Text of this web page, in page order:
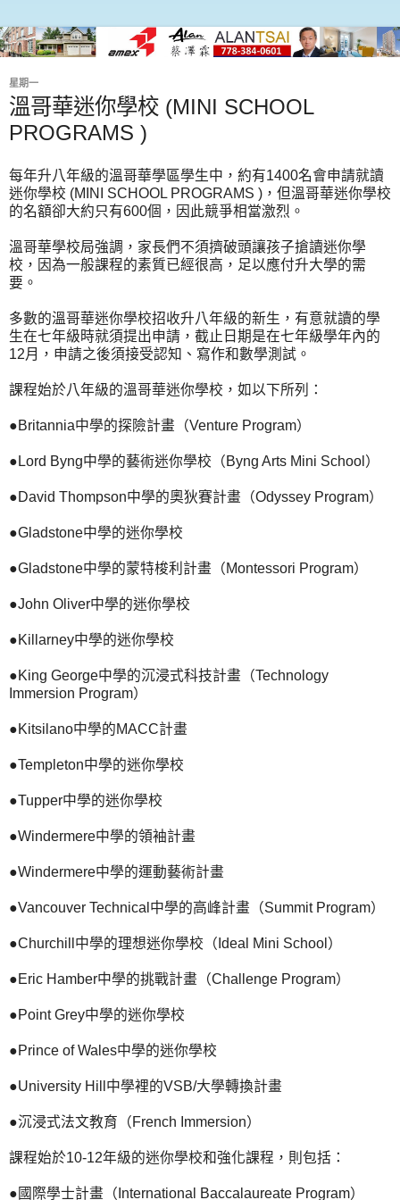
星期一
溫哥華迷你學校 (MINI SCHOOL
PROGRAMS )
每年升八年級的溫哥華學區學生中，約有1400名會申請就讀
迷你學校 (MINI SCHOOL PROGRAMS )，但溫哥華迷你學校
的名額卻大約只有600個，因此競爭相當激烈。
溫哥華學校局強調，家長們不須擠破頭讓孩子搶讀迷你學
校，因為一般課程的素質已經很高，足以應付升大學的需
要。
多數的溫哥華迷你學校招收升八年級的新生，有意就讀的學
生在七年級時就須提出申請，截止日期是在七年級學年內的
12月，申請之後須接受認知、寫作和數學測試。
課程始於八年級的溫哥華迷你學校，如以下所列：
●Britannia中學的探險計畫（Venture Program）
●Lord Byng中學的藝術迷你學校（Byng Arts Mini School）
●David Thompson中學的奧狄賽計畫（Odyssey Program）
●Gladstone中學的迷你學校
●Gladstone中學的蒙特梭利計畫（Montessori Program）
●John Oliver中學的迷你學校
●Killarney中學的迷你學校
●King George中學的沉浸式科技計畫（Technology
Immersion Program）
●Kitsilano中學的MACC計畫
●Templeton中學的迷你學校
●Tupper中學的迷你學校
●Windermere中學的領袖計畫
●Windermere中學的運動藝術計畫
●Vancouver Technical中學的高峰計畫（Summit Program）
●Churchill中學的理想迷你學校（Ideal Mini School）
●Eric Hamber中學的挑戰計畫（Challenge Program）
●Point Grey中學的迷你學校
●Prince of Wales中學的迷你學校
●University Hill中學裡的VSB/大學轉換計畫
●沉浸式法文教育（French Immersion）
課程始於10-12年級的迷你學校和強化課程，則包括：
●國際學士計畫（International Baccalaureate Program）